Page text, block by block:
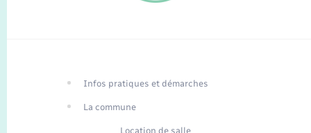
Traduction du
Infos pratiques et démarches
La commune
Location de salle